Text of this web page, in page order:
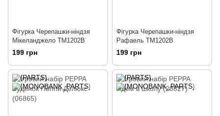
Фігурка Черепашки-ніндзя
Мікеланджело TM1202B
199 грн
Фігурка Черепашки-ніндзя
Рафаель TM1202B
199 грн